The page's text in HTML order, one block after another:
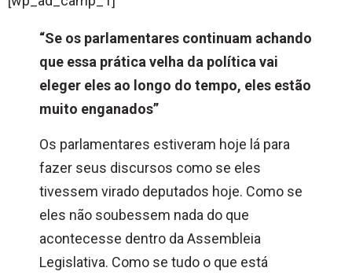
“Se os parlamentares continuam achando
que essa prática velha da política vai
eleger eles ao longo do tempo, eles estão
muito enganados”
Os parlamentares estiveram hoje lá para
fazer seus discursos como se eles
tivessem virado deputados hoje. Como se
eles não soubessem nada do que
acontecesse dentro da Assembleia
Legislativa. Como se tudo o que está